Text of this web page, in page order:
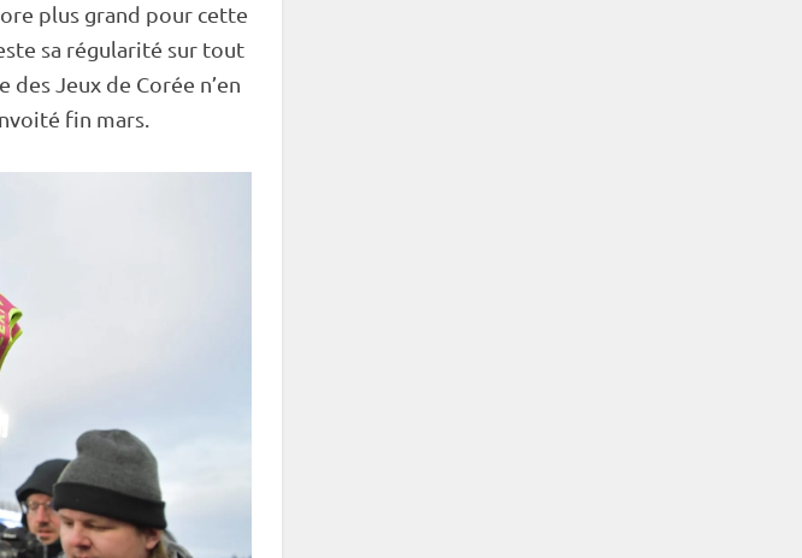
plus grand pour cette
sa régularité sur tout
Jeux de Corée n’en
fin mars.